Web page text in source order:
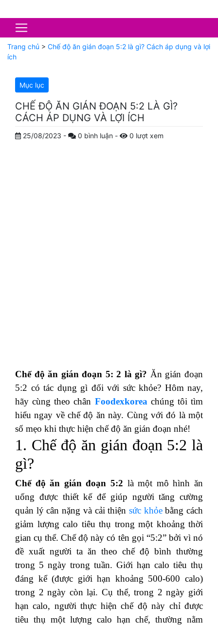
Trang chủ > Chế độ ăn gián đoạn 5:2 là gì? Cách áp dụng và lợi
ích
Mục lục
CHẾ ĐỘ ĂN GIÁN ĐOẠN 5:2 LÀ GÌ?
CÁCH ÁP DỤNG VÀ LỢI ÍCH
25/08/2023 - 0 bình luận - 0 lượt xem
Chế độ ăn gián đoạn 5: 2 là gì? Ăn gián đoạn
5:2 có tác dụng gì đối với sức khỏe? Hôm nay,
hãy cùng theo chân Foodexkorea chúng tôi tìm
hiểu ngay về chế độ ăn này. Cùng với đó là một
số mẹo khi thực hiện chế độ ăn gián đoạn nhé!
1. Chế độ ăn gián đoạn 5:2 là
gì?
Chế độ ăn gián đoạn 5:2 là một mô hình ăn
uống được thiết kế để giúp người tăng cường
quản lý cân nặng và cải thiện sức khỏebằng cách
giảm lượng calo tiêu thụ trong một khoảng thời
gian cụ thể. Chế độ này có tên gọi “5:2” bởi vì nó
đề xuất người ta ăn theo chế độ bình thường
trong 5 ngày trong tuần. Giới hạn calo tiêu thụ
đáng kể (được giới hạn khoảng 500-600 calo)
trong 2 ngày còn lại. Cụ thể, trong 2 ngày giới
hạn calo, người thực hiện chế độ này chỉ được
tiêu thụ một lượng calo hạn chế, thường nằm